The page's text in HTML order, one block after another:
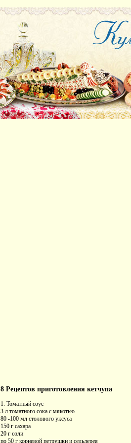
8 Рецептов приготовления кетчупа
1. Томатный соус
З л томатного сока с мякотью
80 -100 мл столового уксуса
150 г сахара
20 г соли
по 50 г корневой петрушки и сельдерея